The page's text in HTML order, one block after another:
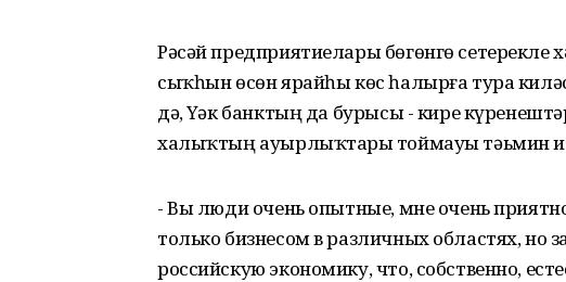
Рәсәй предприятиелары бөгөнгө сетерекле
сыҡһын өсөн ярайһы көс һалырға тура
дә, Үҙәк банктың да бурысы - кире
халыҡтың ауырлыҡтарҙы тоймауы тәьмин
- Вы люди очень опытные, мне очень
только бизнесом в различных областях, но
российскую экономику, что, собственно,